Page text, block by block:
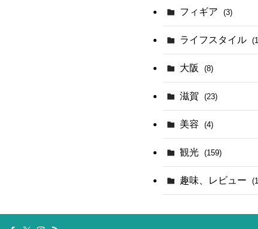
(4)
フィギア (3)
ライフスタイル
(44)
大阪 (8)
滋賀 (23)
美容 (4)
観光 (159)
(142)
趣味、レビュー